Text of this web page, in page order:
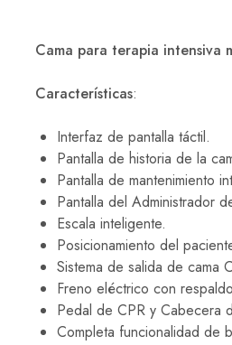
Cama para terapia intensiva
Características:
Interfaz de pantalla táctil.
Pantalla de historia de la
Pantalla de mantenimiento
Pantalla del Administrador
Escala inteligente.
Posicionamiento del
Sistema de salida de cama
Freno eléctrico con
Pedal de CPR y Cabecera
Completa funcionalidad de